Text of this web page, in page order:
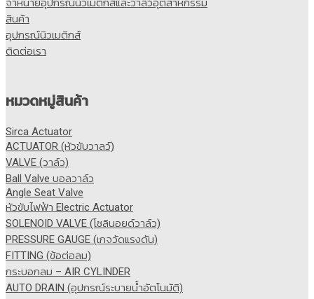
จำหน่ายอุปกรณ์นิวเมติกส์และวาล์วอุตสาหกรรม
สินค้า
อุปกรณ์นิวเมติกส์
ติดต่อเรา
หมวดหมู่สินค้า
Sirca Actuator
ACTUATOR (หัวขับวาลว์)
VALVE (วาล์ว)
Ball Valve บอลวาล์ว
Angle Seat Valve
หัวขับไฟฟ้า Electric Actuator
SOLENOID VALVE (โซลินอยด์วาล์ว)
PRESSURE GAUGE (เกจวัดแรงดัน)
FITTING (ข้อต่อลม)
กระบอกลม – AIR CYLINDER
AUTO DRAIN (อุปกรณ์ระบายน้ำอัตโนมัติ)